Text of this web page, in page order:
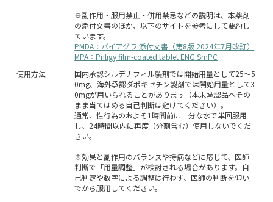
※副作用・服用禁止・併用禁忌などの説明は、本薬剤
の添付文書のほか、以下のサイトを参考にして要約し
ています。
PMDA：バイアグラ 添付文書（第8版 2024年7月改訂）
MPA：Priligy film-coated tablet ENG SmPC
使用方法
国内承認シルデナフィル製剤では開始用量として25～5
0mg、海外承認ダポキセチン製剤では開始用量として3
0mgが用いられることがあります（本未承認品へその
まま当てはめる自己判断は避けてください）。
通常、性行為のおよそ1時間前に十分な水で単回服用
し、24時間以内に再度（分割含む）使用しないでくだ
さい。
※効果と副作用のバランスや持病などに応じて、医師
判断で「用量調整」が検討される場合があります。自
己判定や数字による調整は行わず、医師の判断を仰い
でから服用してください。